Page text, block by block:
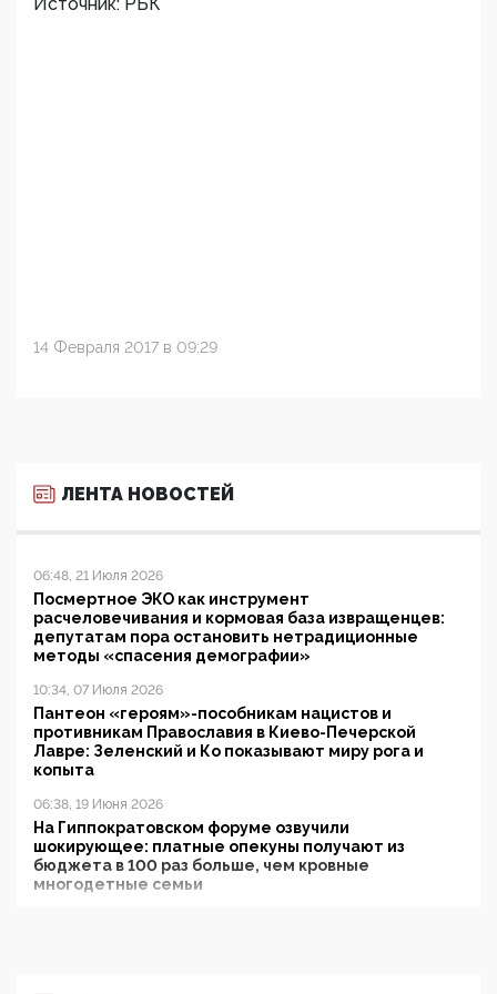
14 Февраля 2017 в 09:29
ЛЕНТА НОВОСТЕЙ
06:48, 21 Июля 2026
Посмертное ЭКО как инструмент
расчеловечивания и кормовая база извращенцев:
депутатам пора остановить нетрадиционные
методы «спасения демографии»
10:34, 07 Июля 2026
Пантеон «героям»-пособникам нацистов и
противникам Православия в Киево-Печерской
Лавре: Зеленский и Ко показывают миру рога и
копыта
06:38, 19 Июня 2026
На Гиппократовском форуме озвучили
шокирующее: платные опекуны получают из
бюджета в 100 раз больше, чем кровные
многодетные семьи